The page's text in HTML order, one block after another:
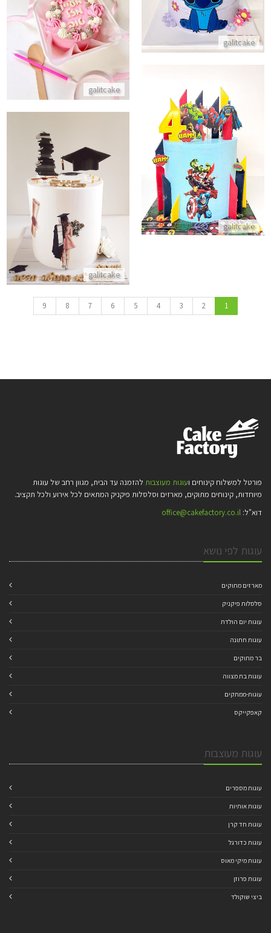
galitcake
galitcake
התקשר/י
galitcake
עוגת גיבורי על
התקשר/י
galitcake
עוגה מעוצבת לסיום התואר
התקשר/י
1
2
3
4
5
6
7
8
9
פורטל למשלוח קינוחים ועוגות מעוצבות להזמנה עד הבית, מגוון רחב של עוגות
מיוחדות, קינוחים מתוקים, מארזים וסלסלות פיקניק המתאים לכל אירוע ולכל תקציב.
דוא"ל: office@cakefactory.co.il
עוגות לפי נושא
מארזים מתוקים
סלסלות פיקניק
עוגות יום הולדת
עוגות חתונה
בר מתוקים
עוגות בת מצווה
עוגות-ממתקים
קאפקייקס
עוגות מעוצבות
עוגות מספרים
עוגות אותיות
עוגות חד קרן
עוגות כדורגל
עוגות מיקי מאוס
עוגות פרוזן
ביצי שוקולד